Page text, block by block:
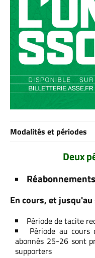
Modalités et périodes
Deux
Réabonnements
En cours, et
Période de tacite
Période au cours
abonnés 25-26 sont
supporters